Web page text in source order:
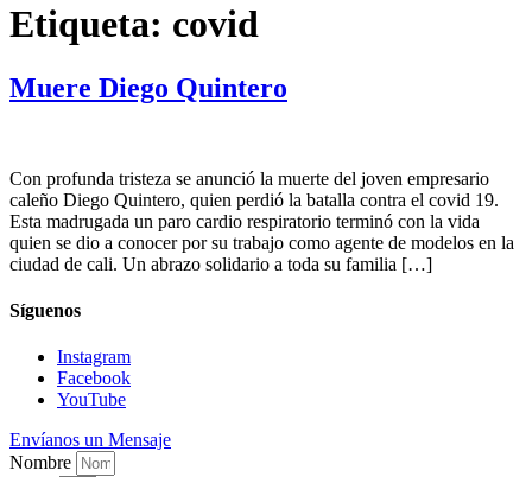
Etiqueta: covid
Muere Diego Quintero
Con profunda tristeza se anunció la muerte del joven empresario
caleño Diego Quintero, quien perdió la batalla contra el covid 19.
Esta madrugada un paro cardio respiratorio terminó con la vida
quien se dio a conocer por su trabajo como agente de modelos en la
ciudad de cali. Un abrazo solidario a toda su familia […]
Síguenos
Instagram
Facebook
YouTube
Envíanos un Mensaje
Nombre